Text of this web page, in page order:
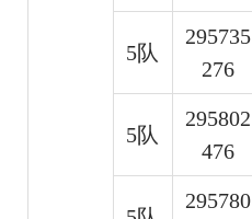
5队
295735
276
5队
295802
476
295780